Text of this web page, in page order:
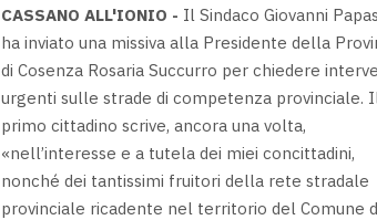
CASSANO ALL'IONIO - Il Sindaco Giovanni
ha inviato una missiva alla Presidente della
di Cosenza Rosaria Succurro per chiedere
urgenti sulle strade di competenza provinciale.
primo cittadino scrive, ancora una volta,
«nell’interesse e a tutela dei miei concittadini,
nonché dei tantissimi fruitori della rete stradale
provinciale ricadente nel territorio del Comune